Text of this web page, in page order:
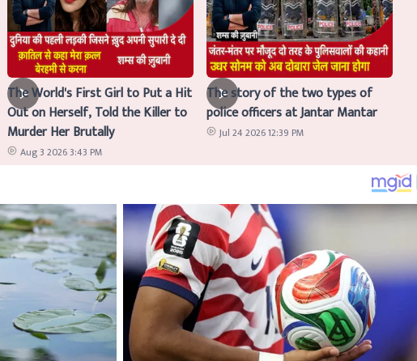
The World's First Girl to Put a Hit
Out on Herself, Told the Killer to
Murder Her Brutally
Aug 3 2026 3:43 PM
The story of the two types of
police officers at Jantar Mantar
Jul 24 2026 12:39 PM